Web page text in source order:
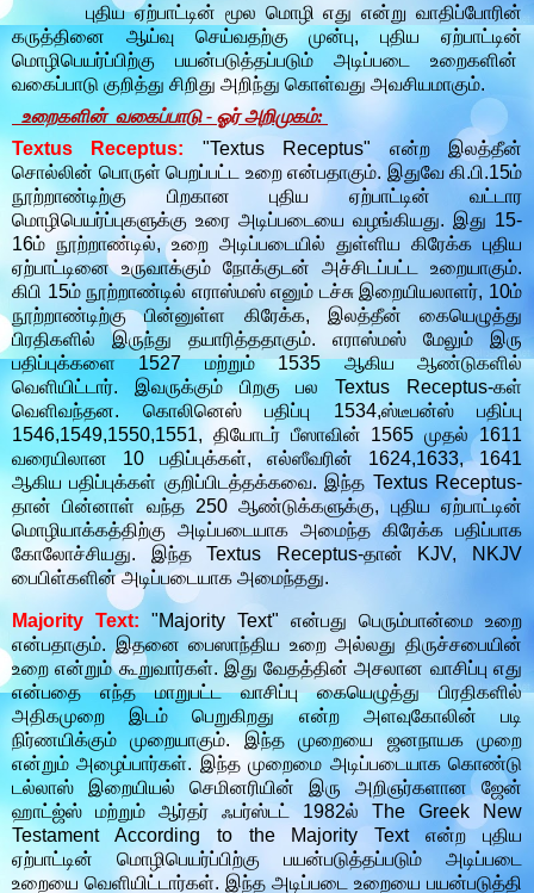
புதிய ஏற்பாட்டின் மூல மொழி எது என்று வாதிப்போரின்
கருத்தினை ஆய்வு செய்வதற்கு முன்பு, புதிய ஏற்பாட்டின்
மொழிபெயர்ப்பிற்கு பயன்படுத்தப்படும் அடிப்படை உறைகளின்
வகைப்பாடு குறித்து சிறிது அறிந்து கொள்வது அவசியமாகும்.
உறைகளின் வகைப்பாடு - ஓர் அறிமுகம்:
Textus Receptus: "Textus Receptus" என்ற இலத்தீன்
சொல்லின் பொருள் பெறப்பட்ட உறை என்பதாகும். இதுவே கி.பி.15ம்
நூற்றாண்டிற்கு பிறகான புதிய ஏற்பாட்டின் வட்டார
மொழிபெயர்ப்புகளுக்கு உரை அடிப்படையை வழங்கியது. இது 15-
16ம் நூற்றாண்டில், உறை அடிப்படையில் துள்ளிய கிரேக்க புதிய
ஏற்பாட்டினை உருவாக்கும் நோக்குடன் அச்சிடப்பட்ட உறையாகும்.
கிபி 15ம் நூற்றாண்டில் எராஸ்மஸ் எனும் டச்சு இறையியலாளர், 10ம்
நூற்றாண்டிற்கு பின்னுள்ள கிரேக்க, இலத்தீன் கையெழுத்து
பிரதிகளில் இருந்து தயாரித்ததாகும். எராஸ்மஸ் மேலும் இரு
பதிப்புக்களை 1527 மற்றும் 1535 ஆகிய ஆண்டுகளில்
வெளியிட்டார். இவருக்கும் பிறகு பல Textus Receptus-கள்
வெளிவந்தன. கொலினெஸ் பதிப்பு 1534,ஸ்டீபன்ஸ் பதிப்பு
1546,1549,1550,1551, தியோடர் பீஸாவின் 1565 முதல் 1611
வரையிலான 10 பதிப்புக்கள், எல்ஸீவரின் 1624,1633, 1641
ஆகிய பதிப்புக்கள் குறிப்பிடத்தக்கவை. இந்த Textus Receptus-
தான் பின்னாள் வந்த 250 ஆண்டுக்களுக்கு, புதிய ஏற்பாட்டின்
மொழியாக்கத்திற்கு அடிப்படையாக அமைந்த கிரேக்க பதிப்பாக
கோலோச்சியது. இந்த Textus Receptus-தான் KJV, NKJV
பைபிள்களின் அடிப்படையாக அமைந்தது.
Majority Text: "Majority Text"
என்பது பெரும்பான்மை உறை
என்பதாகும். இதனை பைஸாந்திய உறை அல்லது திருச்சபையின்
உறை என்றும் கூறுவார்கள். இது வேதத்தின் அசலான வாசிப்பு எது
என்பதை எந்த மாறுபட்ட வாசிப்பு கையெழுத்து பிரதிகளில்
அதிகமுறை இடம் பெறுகிறது என்ற அளவுகோலின் படி
நிர்ணயிக்கும் முறையாகும். இந்த முறையை ஜனநாயக முறை
என்றும் அழைப்பார்கள். இந்த முறைமை அடிப்படையாக கொண்டு
டல்லாஸ் இறையியல் செமினரியின் இரு அறிஞர்களான ஜேன்
ஹாட்ஜ்ஸ் மற்றும் ஆர்தர் ஃபர்ஸ்டட் 1982ல் The Greek New
Testament According to the Majority Text என்ற புதிய
ஏற்பாட்டின் மொழிபெயர்ப்பிற்கு பயன்படுத்தப்படும் அடிப்படை
உறையை வெளியிட்டார்கள். இந்த அடிப்படை உறையை பயன்படுத்தி